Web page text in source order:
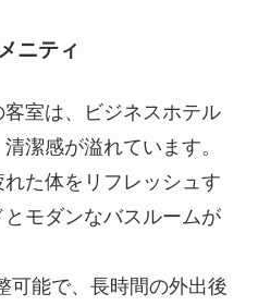
ニティ
室は、ビジネスホテル
潔感が溢れています。
た体をリフレッシュす
モダンなバスルームが
可能で、長時間の外出後